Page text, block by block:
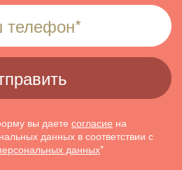
вы даете согласие на
данных в соответствии с
данных*